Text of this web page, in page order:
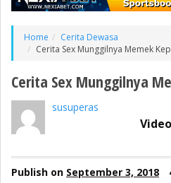
Home
Cerita Dewasa
Cerita Sex Munggilnya Memek
Cerita Sex Munggilnya
susuperas
Publish on September 3, 2018